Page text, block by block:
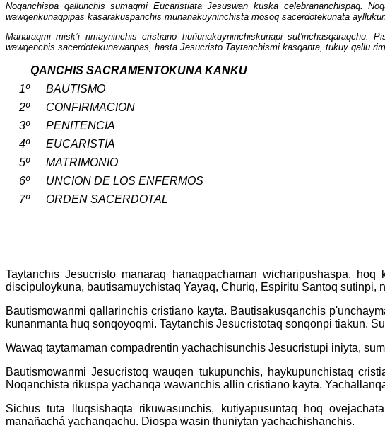
Noqanchispa qallunchis sumaqmi Eucaristiata Jesuswan kuska celebrananchispaq.
wawqenkunaqpipas kasarakuspanchis munanakuyninchista mosoq sacerdotekunata
Manaraqmi misk’i rimayninchis cristiano huñunakuyninchiskunapi sut'inchasqaraqchu.
wawqenchis sacerdotekunawanpas, hasta Jesucristo Taytanchismi kasqanta, tukuy qallu
QANCHIS SACRAMENTOKUNA KANKU
1º
BAUTISMO
2º
CONFIRMACION
3º
PENITENCIA
4º
EUCARISTIA
5º
MATRIMONIO
6º
UNCION DE LOS ENFERMOS
7º
ORDEN SACERDOTAL
Taytanchis Jesucristo manaraq hanaqpachaman wicharipushaspa,
discipuloykuna, bautisamuychistaq Yayaq, Churiq, Espiritu Santoq sutinpi,
Bautismowanmi qallarinchis cristiano kayta. Bautisakusqanchis
kunanmanta huq sonqoyoqmi. Taytanchis Jesucristotaq sonqonpi tiakun.
Wawaq taytamaman compadrentin yachachisunchis Jesucristupi iniyta,
Bautismowanmi Jesucristoq wauqen tukupunchis, haykupunchistaq
Noqanchista rikuspa yachanqa wawanchis allin cristiano kayta.
Sichus tuta lluqsishaqta rikuwasunchis, kutiyapusuntaq hoq
manañachá yachanqachu. Diospa wasin thuniytan yachachishanchis.